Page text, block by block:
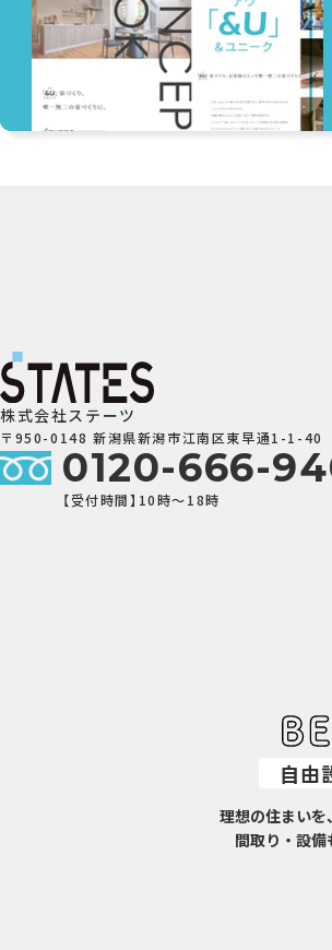
株式会社ステーツ
〒950-0148 新潟県新潟市江南区東早通1-1-40
0120-666-
【受付時間】10時～18時
自由
理想の住まいを
間取り・設備